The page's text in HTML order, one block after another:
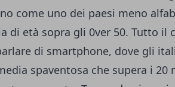
come uno dei paesi meno
di età sopra gli 0ver 50. Tutto il
di smartphone, dove gli
spaventosa che supera i 20